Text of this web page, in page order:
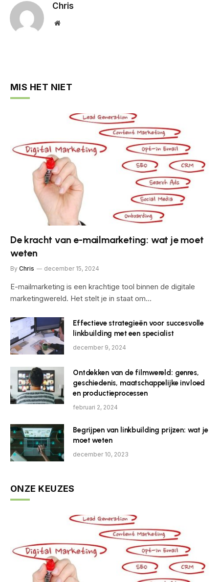
Chris
Website
MIS HET NIET
De kracht van e-mailmarketing: wat je moet
weten
By Chris december 15, 2024
E-mailmarketing is een krachtige tool binnen de digitale
marketingwereld. Het stelt je in staat om…
Effectieve strategieën voor succesvolle
linkbuilding met een specialist
december 9, 2024
Ontdekken van de filmwereld: genres,
geschiedenis, maatschappelijke invloed
en productieprocessen
februari 2, 2024
Begrijpen van linkbuilding prijzen: wat je
moet weten
december 10, 2023
ONZE KEUZES